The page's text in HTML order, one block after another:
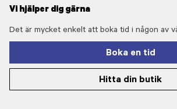
Vi hjälper dig gärna
Det är mycket enkelt att boka tid i någon av
Boka en tid
Hitta din butik